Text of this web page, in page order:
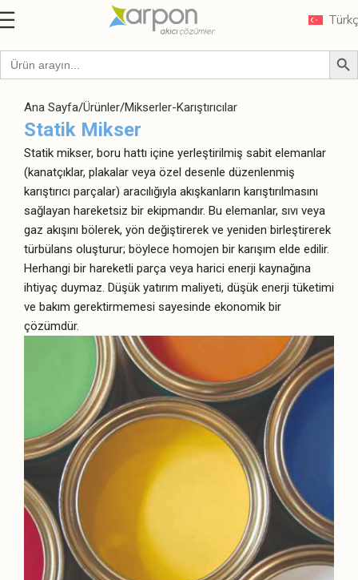
Ana Sayfa Ürünler Mikserler-Karıştırıcılar
Statik Mikser
Statik mikser, boru hattı içine yerleştirilmiş sabit elemanlar
(kanatçıklar, plakalar veya özel desenle düzenlenmiş
karıştırıcı parçalar) aracılığıyla akışkanların karıştırılmasını
sağlayan hareketsiz bir ekipmandır. Bu elemanlar, sıvı veya
gaz akışını bölerek, yön değiştirerek ve yeniden birleştirerek
türbülans oluşturur; böylece homojen bir karışım elde edilir.
Herhangi bir hareketli parça veya harici enerji kaynağına
ihtiyaç duymaz. Düşük yatırım maliyeti, düşük enerji tüketimi
ve bakım gerektirmemesi sayesinde ekonomik bir
çözümdür.